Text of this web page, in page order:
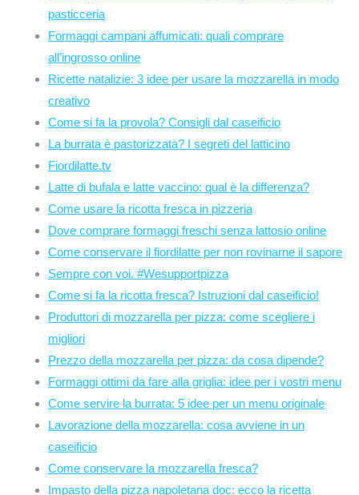
pasticceria
Formaggi campani affumicati: quali comprare
all’ingrosso online
Ricette natalizie: 3 idee per usare la mozzarella in modo
creativo
Come si fa la provola? Consigli dal caseificio
La burrata è pastorizzata? I segreti del latticino
Fiordilatte.tv
Latte di bufala e latte vaccino: qual è la differenza?
Come usare la ricotta fresca in pizzeria
Dove comprare formaggi freschi senza lattosio online
Come conservare il fiordilatte per non rovinarne il sapore
Sempre con voi. #Wesupportpizza
Come si fa la ricotta fresca? Istruzioni dal caseificio!
Produttori di mozzarella per pizza: come scegliere i
migliori
Prezzo della mozzarella per pizza: da cosa dipende?
Formaggi ottimi da fare alla griglia: idee per i vostri menu
Come servire la burrata: 5 idee per un menu originale
Lavorazione della mozzarella: cosa avviene in un
caseificio
Come conservare la mozzarella fresca?
Impasto della pizza napoletana doc: ecco la ricetta